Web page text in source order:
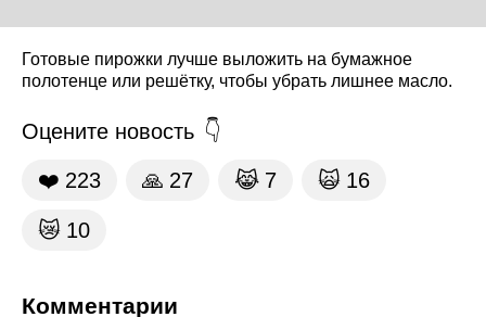
Готовые пирожки лучше выложить на бумажное
полотенце или решётку, чтобы убрать лишнее масло.
Оцените новость
❤️ 223 🙏 27 😹 7 🙀 16
😿 10
Комментарии